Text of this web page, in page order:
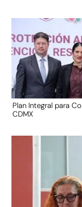
Plan Integral para
CDMX